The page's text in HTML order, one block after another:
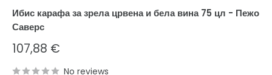
Ибис карафа за зрела црвена и бела вина 75 цл - Пежо
Саверс
Sale
price
107,88 €
No reviews